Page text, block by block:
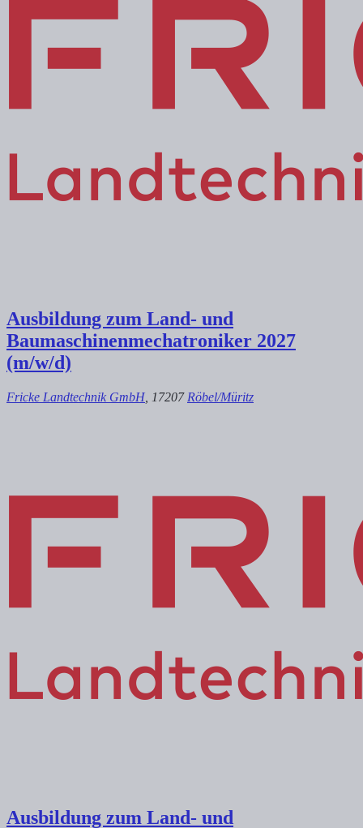
Ausbildung zum Land- und
Baumaschinenmechatroniker 2027
(m/w/d)
Fricke Landtechnik GmbH , 17207 Röbel/Müritz
Ausbildung zum Land- und